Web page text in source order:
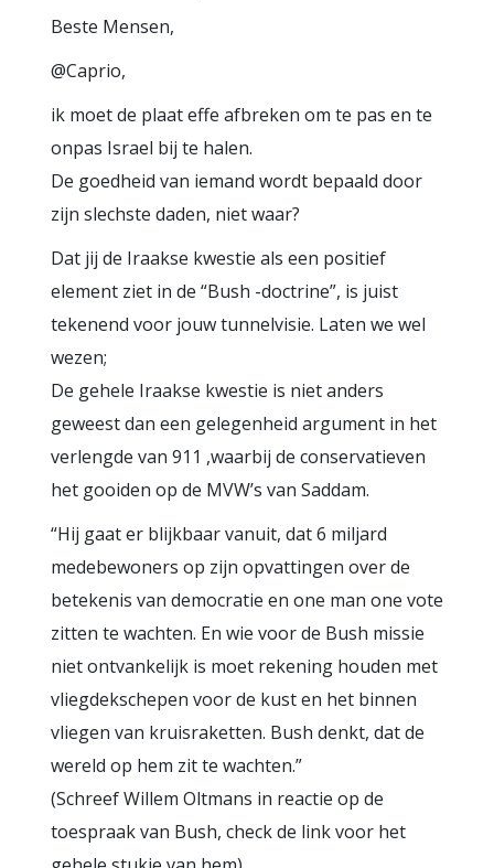
Beste Mensen,
@Caprio,
ik moet de plaat effe afbreken om te pas en te
onpas Israel bij te halen.
De goedheid van iemand wordt bepaald door
zijn slechste daden, niet waar?
Dat jij de Iraakse kwestie als een positief
element ziet in de “Bush -doctrine”, is juist
tekenend voor jouw tunnelvisie. Laten we wel
wezen;
De gehele Iraakse kwestie is niet anders
geweest dan een gelegenheid argument in het
verlengde van 911 ,waarbij de conservatieven
het gooiden op de MVW’s van Saddam.
“Hij gaat er blijkbaar vanuit, dat 6 miljard
medebewoners op zijn opvattingen over de
betekenis van democratie en one man one vote
zitten te wachten. En wie voor de Bush missie
niet ontvankelijk is moet rekening houden met
vliegdekschepen voor de kust en het binnen
vliegen van kruisraketten. Bush denkt, dat de
wereld op hem zit te wachten.”
(Schreef Willem Oltmans in reactie op de
toespraak van Bush, check de link voor het